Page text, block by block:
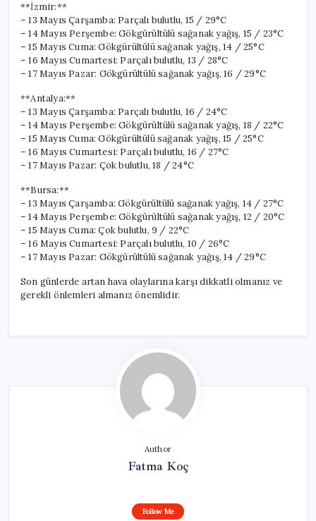
**İzmir:**
– 13 Mayıs Çarşamba: Parçalı bulutlu, 15 / 29°C
– 14 Mayıs Perşembe: Gökgürültülü sağanak yağış, 15 / 23°C
– 15 Mayıs Cuma: Gökgürültülü sağanak yağış, 14 / 25°C
– 16 Mayıs Cumartesi: Parçalı bulutlu, 13 / 28°C
– 17 Mayıs Pazar: Gökgürültülü sağanak yağış, 16 / 29°C
**Antalya:**
– 13 Mayıs Çarşamba: Parçalı bulutlu, 16 / 24°C
– 14 Mayıs Perşembe: Gökgürültülü sağanak yağış, 18 / 22°C
– 15 Mayıs Cuma: Gökgürültülü sağanak yağış, 15 / 25°C
– 16 Mayıs Cumartesi: Parçalı bulutlu, 16 / 27°C
– 17 Mayıs Pazar: Çok bulutlu, 18 / 24°C
**Bursa:**
– 13 Mayıs Çarşamba: Gökgürültülü sağanak yağış, 14 / 27°C
– 14 Mayıs Perşembe: Gökgürültülü sağanak yağış, 12 / 20°C
– 15 Mayıs Cuma: Çok bulutlu, 9 / 22°C
– 16 Mayıs Cumartesi: Parçalı bulutlu, 10 / 26°C
– 17 Mayıs Pazar: Gökgürültülü sağanak yağış, 14 / 29°C
Son günlerde artan hava olaylarına karşı dikkatli olmanız ve
gerekli önlemleri almanız önemlidir.
Author
Fatma Koç
Follow Me